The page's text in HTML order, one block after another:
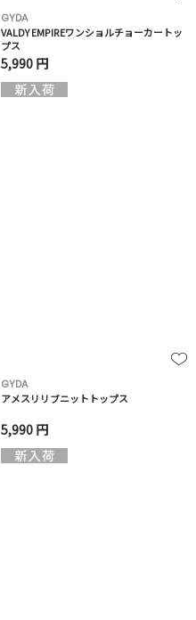
GYDA
VALDY EMPIREワンショルチョーカートッ
プス
5,990 円
GYDA
アメスリリブニットトップス
5,990 円